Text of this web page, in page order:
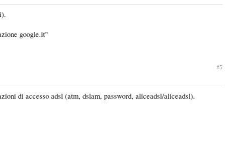
google.it"
#5
di accesso adsl (atm, dslam, password, aliceadsl/aliceadsl).